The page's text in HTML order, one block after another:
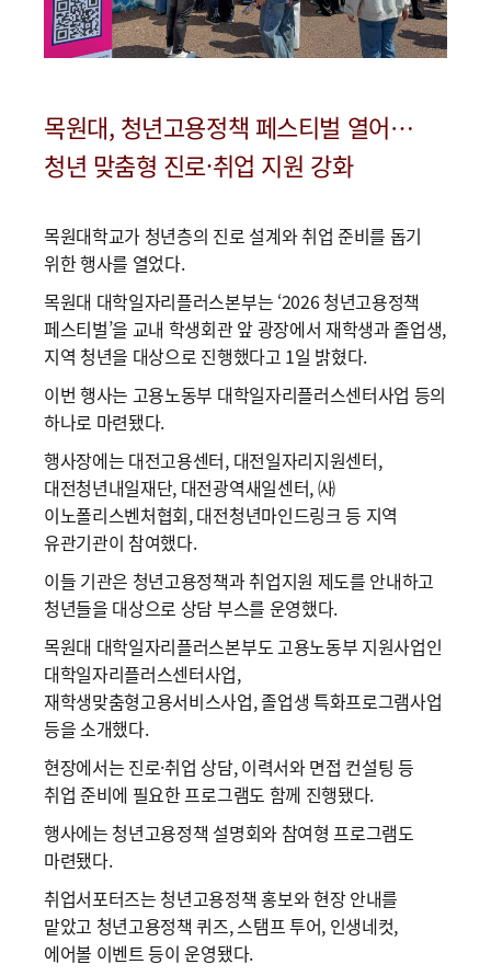
목원대, 청년고용정책 페스티벌 열어…
청년 맞춤형 진로·취업 지원 강화
목원대학교가 청년층의 진로 설계와 취업 준비를 돕기
위한 행사를 열었다.
목원대 대학일자리플러스본부는 ‘2026 청년고용정책
페스티벌’을 교내 학생회관 앞 광장에서 재학생과 졸업생,
지역 청년을 대상으로 진행했다고 1일 밝혔다.
이번 행사는 고용노동부 대학일자리플러스센터사업 등의
하나로 마련됐다.
행사장에는 대전고용센터, 대전일자리지원센터,
대전청년내일재단, 대전광역새일센터, ㈔
이노폴리스벤처협회, 대전청년마인드링크 등 지역
유관기관이 참여했다.
이들 기관은 청년고용정책과 취업지원 제도를 안내하고
청년들을 대상으로 상담 부스를 운영했다.
목원대 대학일자리플러스본부도 고용노동부 지원사업인
대학일자리플러스센터사업,
재학생맞춤형고용서비스사업, 졸업생 특화프로그램사업
등을 소개했다.
현장에서는 진로·취업 상담, 이력서와 면접 컨설팅 등
취업 준비에 필요한 프로그램도 함께 진행됐다.
행사에는 청년고용정책 설명회와 참여형 프로그램도
마련됐다.
취업서포터즈는 청년고용정책 홍보와 현장 안내를
맡았고 청년고용정책 퀴즈, 스탬프 투어, 인생네컷,
에어볼 이벤트 등이 운영됐다.